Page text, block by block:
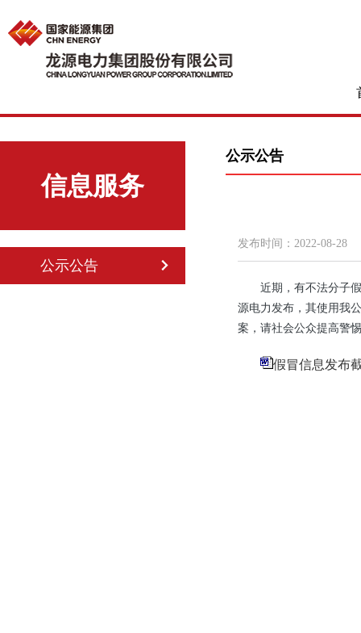
信息服务
公示公告
公示公告
发布时间： 2022-08-28
近期，有不法分子
源电力发布，其使用我
案，请社会公众提高警
假冒信息发布